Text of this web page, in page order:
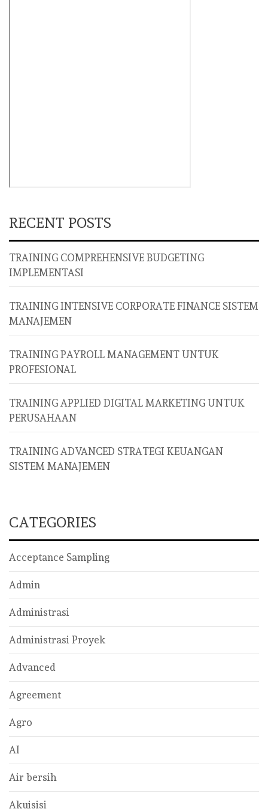
RECENT POSTS
TRAINING COMPREHENSIVE BUDGETING
IMPLEMENTASI
TRAINING INTENSIVE CORPORATE FINANCE SISTEM
MANAJEMEN
TRAINING PAYROLL MANAGEMENT UNTUK
PROFESIONAL
TRAINING APPLIED DIGITAL MARKETING UNTUK
PERUSAHAAN
TRAINING ADVANCED STRATEGI KEUANGAN
SISTEM MANAJEMEN
CATEGORIES
Acceptance Sampling
Admin
Administrasi
Administrasi Proyek
Advanced
Agreement
Agro
AI
Air bersih
Akuisisi